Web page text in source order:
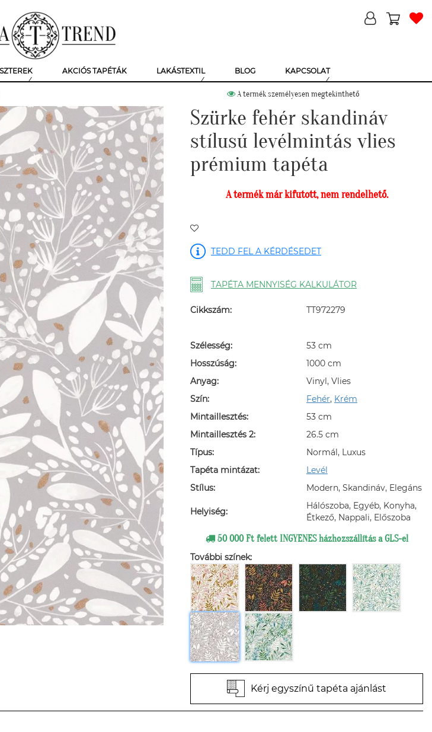
AKCIÓS TAPÉTÁK LAKÁSTEXTIL BLOG KAPCSOLAT
A termék személyesen megtekinthető
Szürke fehér skandináv
stílusú levélmintás vlies
prémium tapéta
A termék már kifutott, nem rendelhető.
TEDD FEL A KÉRDÉSEDET
TAPÉTA MENNYISÉG KALKULÁTOR
Cikkszám: TT972279
Szélesség:
53 cm
Hosszúság:
1000 cm
Anyag:
Vinyl, Vlies
Szín:
Fehér, Krém
Mintaillesztés:
53 cm
Mintaillesztés 2:
26.5 cm
Típus:
Normál, Luxus
Tapéta mintázat:
Levél
Stílus:
Modern, Skandináv, Elegáns
Helyiség:
Hálószoba, Egyéb, Konyha,
Étkező, Nappali, Előszoba
50 000 Ft felett INGYENES házhozszállítás a GLS-el
További színek:
Kérj egyszínű tapéta ajánlást